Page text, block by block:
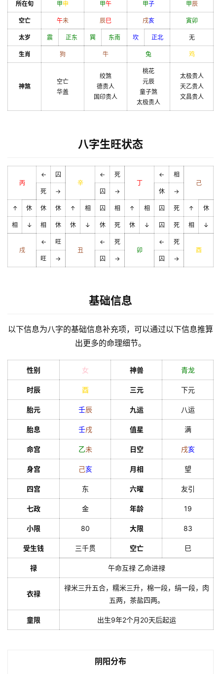
所在旬 甲申 甲午 甲子 甲辰
空亡 午未 辰巳 戌亥 寅卯
太岁 震 正东 巽 东南 坎 正北 无
生肖 狗 牛 兔 鸡
神煞
空亡
华盖
绞煞
德贵人
国印贵人
桃花
元辰
童子煞
太极贵人
太极贵人
天乙贵人
文昌贵人
八字生旺状态
丙
←
囚
辛
←
死
丁
←
相
己
死
→ 囚 → 休 →
↑ 休 休 休 ↑ 相 囚 相 ↑ 相 囚 死 ↑ 休
相 ↓ 相 休 休 ↓ 休 死 休 ↓ 囚 死 相 ↓
戌
←
旺
丑
←
死
卯
←
死
酉
旺
→ 囚 → 囚 →
基础信息
以下信息为八字的基础信息补充项，可以通过以下信息推算
出更多的命理细节。
性别 女 神兽 青龙
时辰 酉 三元 下元
胎元 壬辰 九运 八运
胎息 壬戌 值星 满
命宫 乙未 日空 戌亥
身宫 己亥 月相 望
四宫 东 六曜 友引
七政 金 年龄 19
小限 80 大限 83
受生钱 三千贯 空亡 巳
禄 午命互禄 乙命进禄
衣禄
禄米三升五合，糯米三升，棉一段，绢一段，肉
五两，茶盐四两。
童限 出生9年2个月20天后起运
阴阳分布